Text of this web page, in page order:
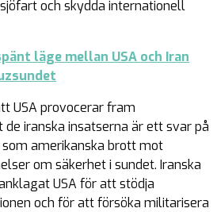
och skydda internationell
läge mellan USA och Iran
USA provocerar fram
iranska insatserna är ett svar på
amerikanska brott mot
om säkerhet i sundet. Iranska
USA för att stödja
och för att försöka militarisera